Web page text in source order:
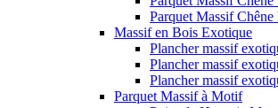
Parquet Massif
Massif en Bois Exotique
Plancher massif
Plancher massif
Plancher massif
Parquet Massif à Motif